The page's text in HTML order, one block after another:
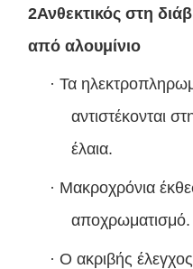
2Ανθεκτικός στη
από αλουμίνιο
· Τα
αντιστέκονται
έλαια.
· Μακροχρόνια
αποχρωματισμό.
· Ο ακριβής